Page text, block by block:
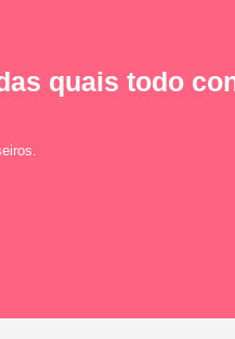
quais todo